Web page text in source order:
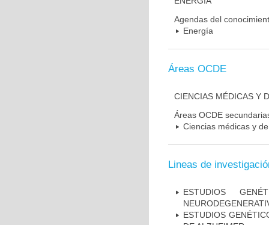
Agendas del
Energía
Áreas OCDE
CIENCIAS MÉDICAS Y
Áreas OCDE
Ciencias médicas y
Lineas de
ESTUDIOS
ESTUDIOS